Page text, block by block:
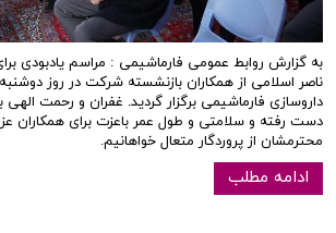
به گزارش روابط عمومی فارماشیمی : مراسم یادبودی
داروسازی فارماشیمی برگزار گردید. غفران و رحمت الهی
دست رفته و سلامتی و طول عمر باعزت برای همکاران
محترمشان از پروردگار متعال خواهانیم.
ادامه مطلب